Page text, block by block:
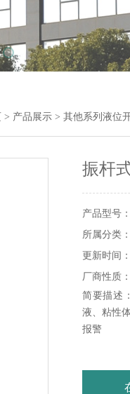
> 产品展示 > 其他系列液位
振杆
产品型号
所属分类
更新时间
厂商性质
简要描述
液、粘性
报警